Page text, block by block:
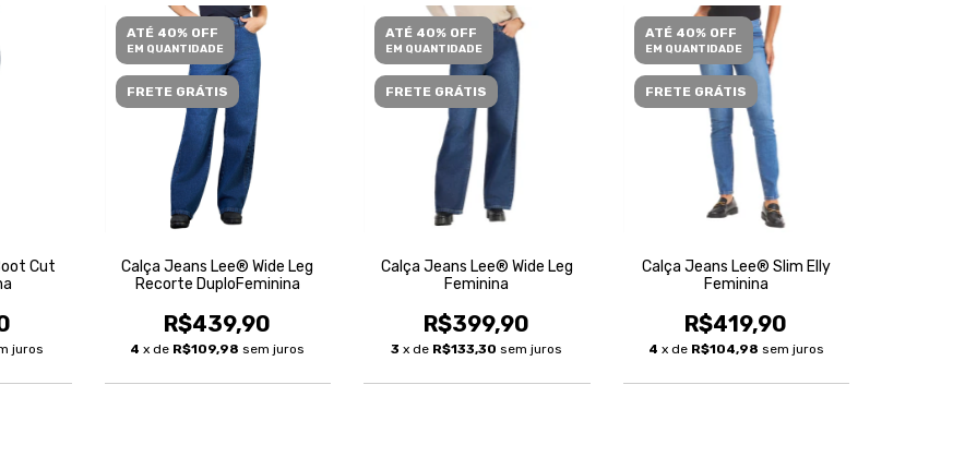
Cut
juros
ATÉ 40% OFF
EM QUANTIDADE
FRETE GRÁTIS
Calça Jeans Lee® Wide Leg
Recorte DuploFeminina
R$439,90
4 x de R$109,98 sem juros
ATÉ 40% OFF
EM QUANTIDADE
FRETE GRÁTIS
Calça Jeans Lee® Wide Leg
Feminina
R$399,90
3 x de R$133,30 sem juros
ATÉ 40% OFF
EM QUANTIDADE
FRETE GRÁTIS
Calça Jeans Lee® Slim Elly
Feminina
R$419,90
4 x de R$104,98 sem juros